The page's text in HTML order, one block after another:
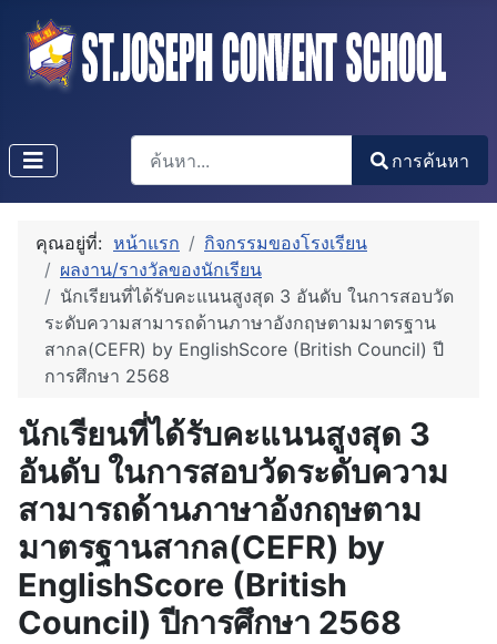
การค้นหา
Type 2 or more characters for results.
การค้นหา
คุณอยู่ที่: หน้าแรก
กิจกรรมของโรงเรียน
ผลงาน/รางวัลของนักเรียน
นักเรียนที่ได้รับคะแนนสูงสุด 3 อันดับ ในการสอบวัด
ระดับความสามารถด้านภาษาอังกฤษตามมาตรฐาน
สากล(CEFR) by EnglishScore (British Council) ปี
การศึกษา 2568
นักเรียนที่ได้รับคะแนนสูงสุด 3
อันดับ ในการสอบวัดระดับความ
สามารถด้านภาษาอังกฤษตาม
มาตรฐานสากล(CEFR) by
EnglishScore (British
Council) ปีการศึกษา 2568